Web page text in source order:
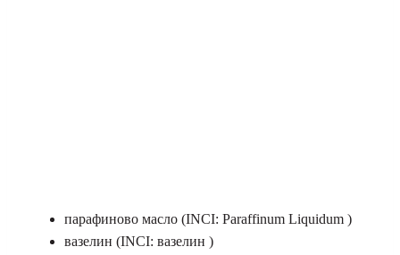
парафиново масло (INCI: Paraffinum Liquidum )
вазелин (INCI: вазелин )